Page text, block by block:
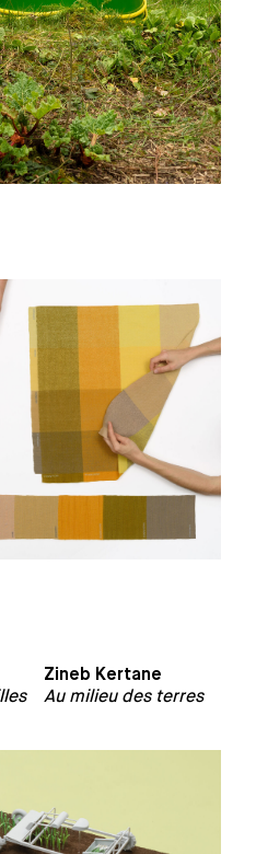
Zineb Kertane
Au milieu des terres